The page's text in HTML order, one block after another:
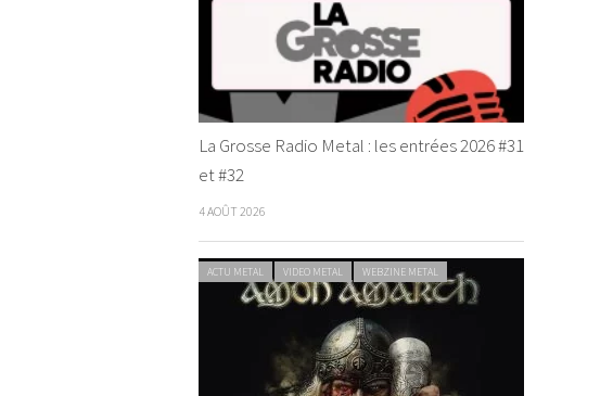
La Grosse Radio Metal : les entrées 2026 #31
et #32
4 AOÛT 2026
ACTU METAL VIDEO METAL WEBZINE METAL